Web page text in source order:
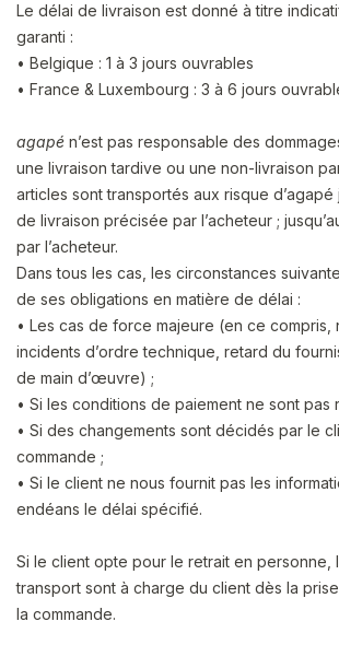
Le délai de livraison est donné à titre
garanti :
• Belgique : 1 à 3 jours ouvrables
• France & Luxembourg : 3 à 6 jours
agapé n’est pas responsable des
une livraison tardive ou une non-livraison
articles sont transportés aux risque d’agapé
de livraison précisée par l’acheteur ;
par l’acheteur.
Dans tous les cas, les circonstances
de ses obligations en matière de délai :
• Les cas de force majeure (en ce compris,
incidents d’ordre technique, retard du
de main d’œuvre) ;
• Si les conditions de paiement ne sont pas
• Si des changements sont décidés par le
commande ;
• Si le client ne nous fournit pas les
endéans le délai spécifié.
Si le client opte pour le retrait en personne,
transport sont à charge du client dès la
la commande.